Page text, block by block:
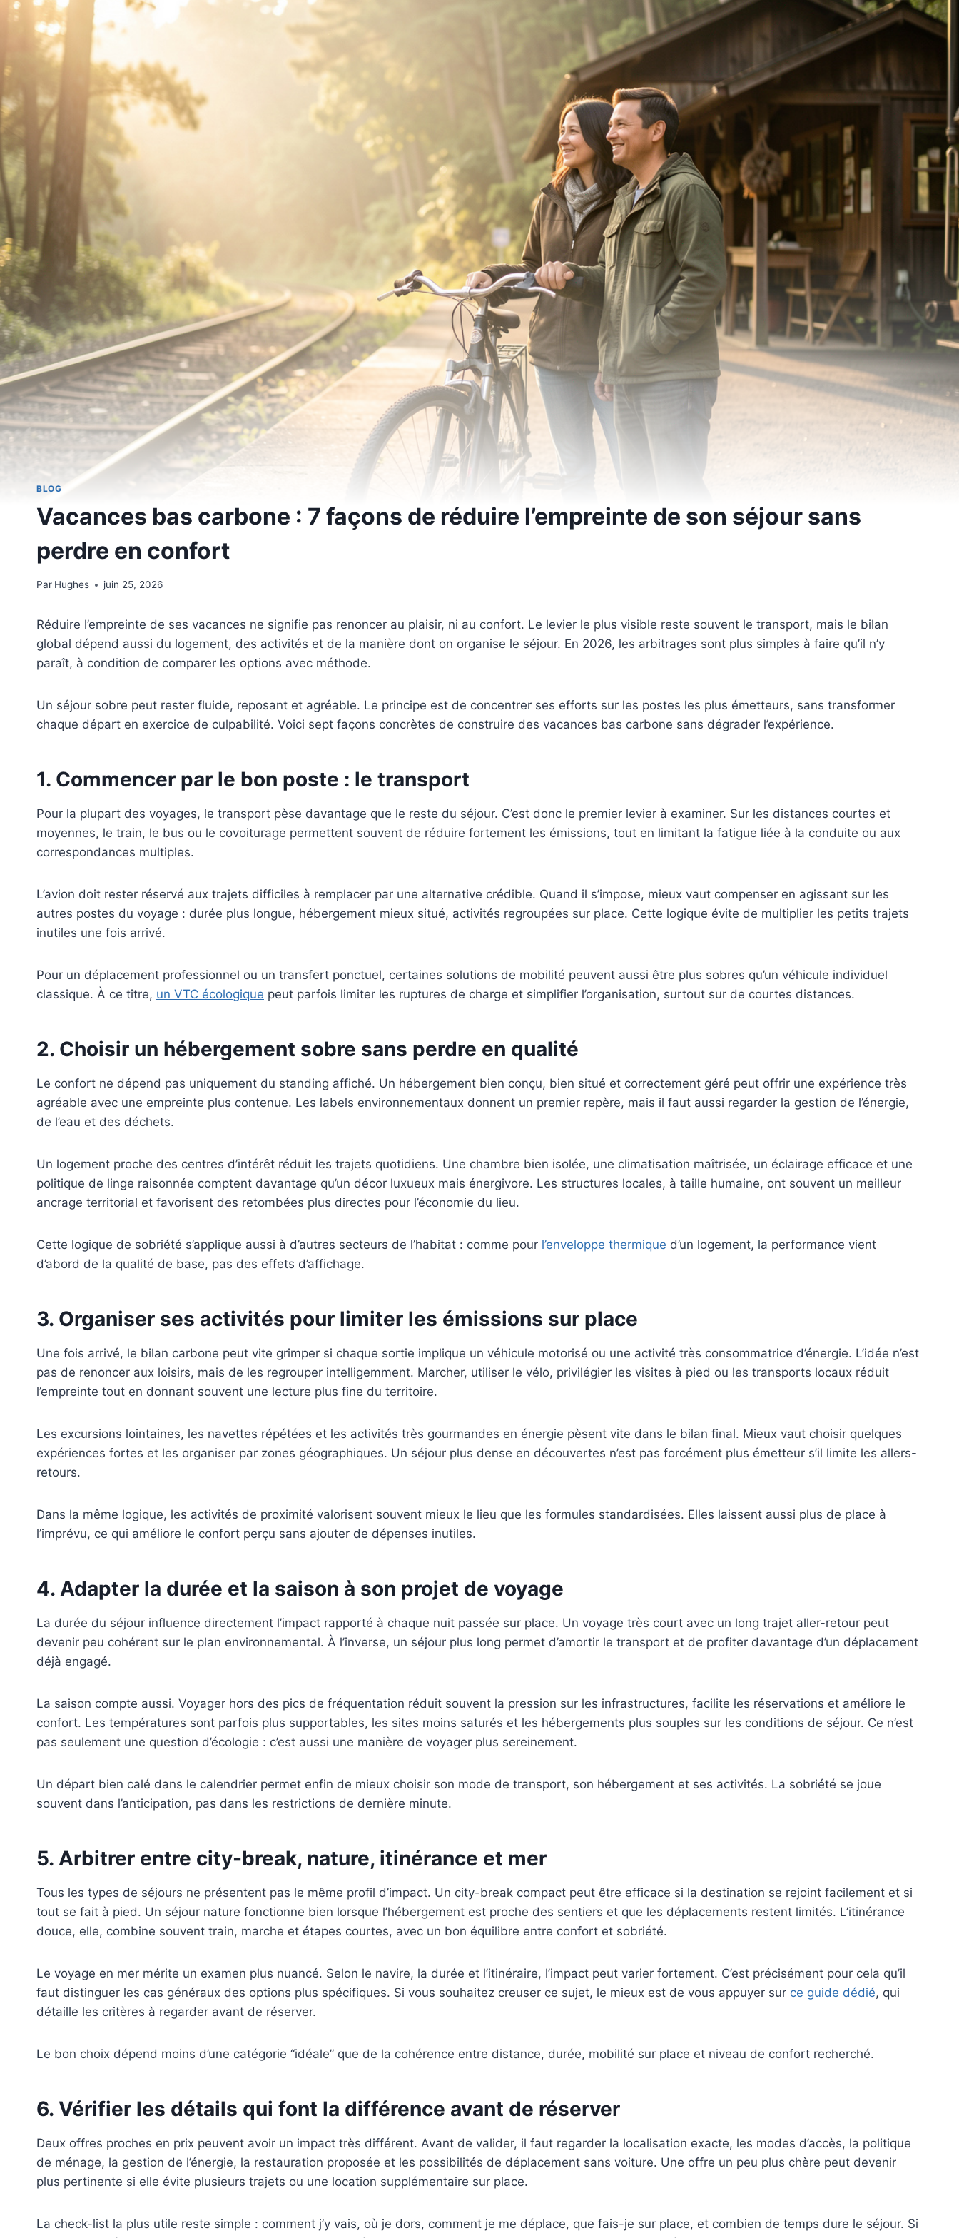
BLOG
Vacances bas carbone : 7 façons de réduire l’empreinte de son séjour sans
perdre en confort
Par Hughes juin 25, 2026
Réduire l’empreinte de ses vacances ne signifie pas renoncer au plaisir, ni au confort. Le levier le plus visible reste souvent le transport, mais le bilan
global dépend aussi du logement, des activités et de la manière dont on organise le séjour. En 2026, les arbitrages sont plus simples à faire qu’il n’y
paraît, à condition de comparer les options avec méthode.
Un séjour sobre peut rester fluide, reposant et agréable. Le principe est de concentrer ses efforts sur les postes les plus émetteurs, sans transformer
chaque départ en exercice de culpabilité. Voici sept façons concrètes de construire des vacances bas carbone sans dégrader l’expérience.
1. Commencer par le bon poste : le transport
Pour la plupart des voyages, le transport pèse davantage que le reste du séjour. C’est donc le premier levier à examiner. Sur les distances courtes et
moyennes, le train, le bus ou le covoiturage permettent souvent de réduire fortement les émissions, tout en limitant la fatigue liée à la conduite ou aux
correspondances multiples.
L’avion doit rester réservé aux trajets difficiles à remplacer par une alternative crédible. Quand il s’impose, mieux vaut compenser en agissant sur les
autres postes du voyage : durée plus longue, hébergement mieux situé, activités regroupées sur place. Cette logique évite de multiplier les petits trajets
inutiles une fois arrivé.
Pour un déplacement professionnel ou un transfert ponctuel, certaines solutions de mobilité peuvent aussi être plus sobres qu’un véhicule individuel
classique. À ce titre, un VTC écologique peut parfois limiter les ruptures de charge et simplifier l’organisation, surtout sur de courtes distances.
2. Choisir un hébergement sobre sans perdre en qualité
Le confort ne dépend pas uniquement du standing affiché. Un hébergement bien conçu, bien situé et correctement géré peut offrir une expérience très
agréable avec une empreinte plus contenue. Les labels environnementaux donnent un premier repère, mais il faut aussi regarder la gestion de l’énergie,
de l’eau et des déchets.
Un logement proche des centres d’intérêt réduit les trajets quotidiens. Une chambre bien isolée, une climatisation maîtrisée, un éclairage efficace et une
politique de linge raisonnée comptent davantage qu’un décor luxueux mais énergivore. Les structures locales, à taille humaine, ont souvent un meilleur
ancrage territorial et favorisent des retombées plus directes pour l’économie du lieu.
Cette logique de sobriété s’applique aussi à d’autres secteurs de l’habitat : comme pour l’enveloppe thermique d’un logement, la performance vient
d’abord de la qualité de base, pas des effets d’affichage.
3. Organiser ses activités pour limiter les émissions sur place
Une fois arrivé, le bilan carbone peut vite grimper si chaque sortie implique un véhicule motorisé ou une activité très consommatrice d’énergie. L’idée n’est
pas de renoncer aux loisirs, mais de les regrouper intelligemment. Marcher, utiliser le vélo, privilégier les visites à pied ou les transports locaux réduit
l’empreinte tout en donnant souvent une lecture plus fine du territoire.
Les excursions lointaines, les navettes répétées et les activités très gourmandes en énergie pèsent vite dans le bilan final. Mieux vaut choisir quelques
expériences fortes et les organiser par zones géographiques. Un séjour plus dense en découvertes n’est pas forcément plus émetteur s’il limite les allers-
retours.
Dans la même logique, les activités de proximité valorisent souvent mieux le lieu que les formules standardisées. Elles laissent aussi plus de place à
l’imprévu, ce qui améliore le confort perçu sans ajouter de dépenses inutiles.
4. Adapter la durée et la saison à son projet de voyage
La durée du séjour influence directement l’impact rapporté à chaque nuit passée sur place. Un voyage très court avec un long trajet aller-retour peut
devenir peu cohérent sur le plan environnemental. À l’inverse, un séjour plus long permet d’amortir le transport et de profiter davantage d’un déplacement
déjà engagé.
La saison compte aussi. Voyager hors des pics de fréquentation réduit souvent la pression sur les infrastructures, facilite les réservations et améliore le
confort. Les températures sont parfois plus supportables, les sites moins saturés et les hébergements plus souples sur les conditions de séjour. Ce n’est
pas seulement une question d’écologie : c’est aussi une manière de voyager plus sereinement.
Un départ bien calé dans le calendrier permet enfin de mieux choisir son mode de transport, son hébergement et ses activités. La sobriété se joue
souvent dans l’anticipation, pas dans les restrictions de dernière minute.
5. Arbitrer entre city-break, nature, itinérance et mer
Tous les types de séjours ne présentent pas le même profil d’impact. Un city-break compact peut être efficace si la destination se rejoint facilement et si
tout se fait à pied. Un séjour nature fonctionne bien lorsque l’hébergement est proche des sentiers et que les déplacements restent limités. L’itinérance
douce, elle, combine souvent train, marche et étapes courtes, avec un bon équilibre entre confort et sobriété.
Le voyage en mer mérite un examen plus nuancé. Selon le navire, la durée et l’itinéraire, l’impact peut varier fortement. C’est précisément pour cela qu’il
faut distinguer les cas généraux des options plus spécifiques. Si vous souhaitez creuser ce sujet, le mieux est de vous appuyer sur ce guide dédié, qui
détaille les critères à regarder avant de réserver.
Le bon choix dépend moins d’une catégorie “idéale” que de la cohérence entre distance, durée, mobilité sur place et niveau de confort recherché.
6. Vérifier les détails qui font la différence avant de réserver
Deux offres proches en prix peuvent avoir un impact très différent. Avant de valider, il faut regarder la localisation exacte, les modes d’accès, la politique
de ménage, la gestion de l’énergie, la restauration proposée et les possibilités de déplacement sans voiture. Une offre un peu plus chère peut devenir
plus pertinente si elle évite plusieurs trajets ou une location supplémentaire sur place.
La check-list la plus utile reste simple : comment j’y vais, où je dors, comment je me déplace, que fais-je sur place, et combien de temps dure le séjour. Si